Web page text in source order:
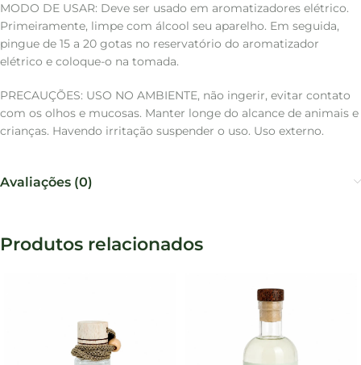
MODO DE USAR: Deve ser usado em aromatizadores elétrico.
Primeiramente, limpe com álcool seu aparelho. Em seguida,
pingue de 15 a 20 gotas no reservatório do aromatizador
elétrico e coloque-o na tomada.
PRECAUÇÕES: USO NO AMBIENTE, não ingerir, evitar contato
com os olhos e mucosas. Manter longe do alcance de animais e
crianças. Havendo irritação suspender o uso. Uso externo.
Avaliações (0)
Produtos relacionados